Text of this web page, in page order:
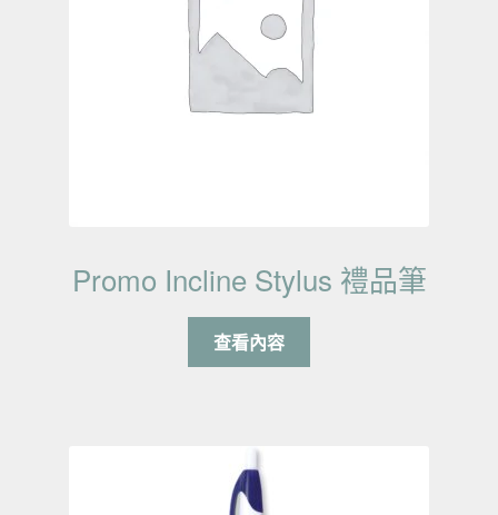
Promo Incline Stylus 禮品筆
查看內容